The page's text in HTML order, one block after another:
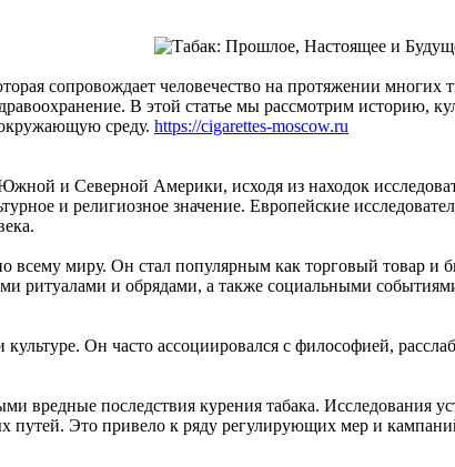
сопровождает человечество на протяжении
В этой статье мы рассмотрим историю,
среду. https://cigarettes-moscow.ru
и Северной Америки, исходя из находок
и религиозное значение. Европейские
всему миру. Он стал популярным как торговый товар
ритуалами и обрядами, а также социальными
культуре. Он часто ассоциировался с философией,
вредные последствия курения табака. Исследования
путей. Это привело к ряду регулирующих мер и